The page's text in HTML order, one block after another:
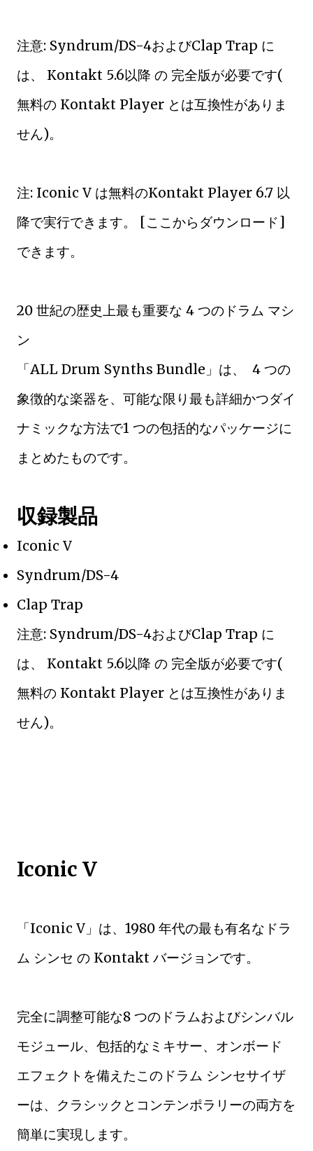
注意: Syndrum/DS-4およびClap Trap に
は、 Kontakt 5.6以降 の 完全版が必要です(
無料の Kontakt Player とは互換性がありま
せん)。
注: Iconic V は無料のKontakt Player 6.7 以
降で実行できます。 [ここからダウンロード]
できます。
20 世紀の歴史上最も重要な 4 つのドラム マシ
ン
「ALL Drum Synths Bundle」は、 4 つの
象徴的な楽器を、可能な限り最も詳細かつダイ
ナミックな方法で1 つの包括的なパッケージに
まとめたものです。
収録製品
Iconic V
Syndrum/DS-4
Clap Trap
注意: Syndrum/DS-4およびClap Trap に
は、 Kontakt 5.6以降 の 完全版が必要です(
無料の Kontakt Player とは互換性がありま
せん)。
Iconic V
「Iconic V」は、1980 年代の最も有名なドラ
ム シンセ の Kontakt バージョンです。
完全に調整可能な8 つのドラムおよびシンバル
モジュール、包括的なミキサー、オンボード
エフェクトを備えたこのドラム シンセサイザ
ーは、クラシックとコンテンポラリーの両方を
簡単に実現します。